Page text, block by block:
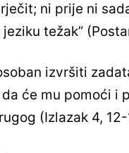
ni prije ni
težak”
izvršiti
će mu pomoći i
(Izlazak 4,